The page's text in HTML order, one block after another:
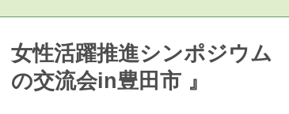
女性活躍推進シンポジウム
の交流会in豊田市 』